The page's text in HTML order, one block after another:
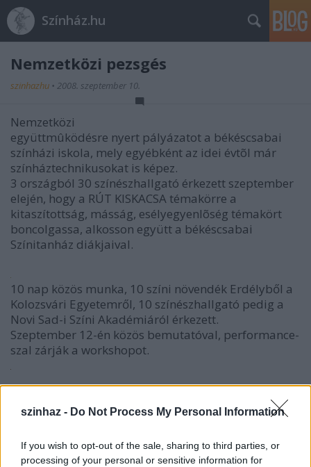
szinhaz - Do Not Process My Personal Information
If you wish to opt-out of the sale, sharing to third parties, or
processing of your personal or sensitive information for
Színház.hu
Nemzetközi pezsgés
szinhazhu • 2008. szeptember 10.
Nemzetközi
együttmûködésre nyert pályázatot a békéscsabai
színházi iskola, mely egyébként az idei évtõl már
színháztechnikusokat is képez.
3 országból 30 színészhallgató érkezett szeptember
elején, hogy a RÚT KISKACSA témakörre a
kitaszítottság, másság, esélyegyenlõség témakört
boncolgassa, alkosson együtt a békéscsabai
Színitanház diákjaival.
10 nap közös munka, 10 színi növendék Erdélyből a
Kolozsvári Egyetemről, 10 színészhallgató pedig a
Novi Sad-i Színi Akadémiáról érkezett.
Szeptember 12-én közös bemutatóval, performance-
szal zárják a workshopot.
által szervezett "Rút kiskacsa-effektus" című
workshop résztvevői számára.